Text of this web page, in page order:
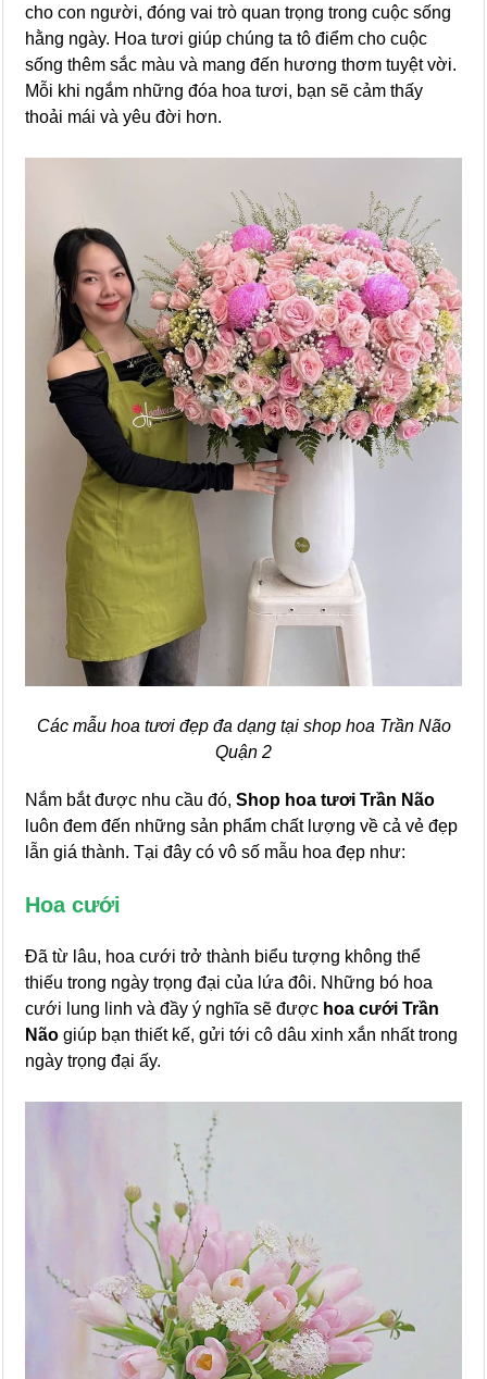
cho con người, đóng vai trò quan trọng trong cuộc sống
hằng ngày. Hoa tươi giúp chúng ta tô điểm cho cuộc
sống thêm sắc màu và mang đến hương thơm tuyệt vời.
Mỗi khi ngắm những đóa hoa tươi, bạn sẽ cảm thấy
thoải mái và yêu đời hơn.
Các mẫu hoa tươi đẹp đa dạng tại shop hoa Trần Não
Quận 2
Nắm bắt được nhu cầu đó, Shop hoa tươi Trần Não
luôn đem đến những sản phẩm chất lượng về cả vẻ đẹp
lẫn giá thành. Tại đây có vô số mẫu hoa đẹp như:
Hoa cưới
Đã từ lâu, hoa cưới trở thành biểu tượng không thể
thiếu trong ngày trọng đại của lứa đôi. Những bó hoa
cưới lung linh và đầy ý nghĩa sẽ được hoa cưới Trần
Não giúp bạn thiết kế, gửi tới cô dâu xinh xắn nhất trong
ngày trọng đại ấy.